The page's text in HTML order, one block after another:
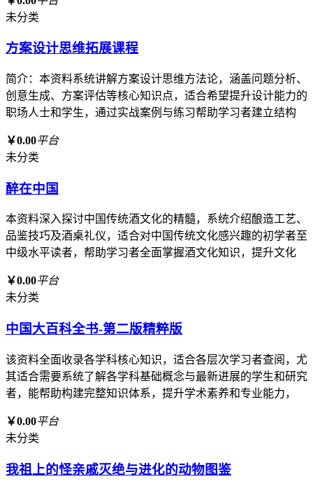
未分类
方案设计思维拓展课程
简介：本资料系统讲解方案设计思维方法论，涵盖问题分析、
创意生成、方案评估等核心知识点，适合希望提升设计能力的
职场人士和学生，通过实战案例与练习帮助学习者建立结构
￥0.00平台
未分类
醉在中国
本资料深入探讨中国传统酒文化的精髓，系统介绍酿造工艺、
品鉴技巧及酒桌礼仪，适合对中国传统文化感兴趣的初学者至
中级水平读者，帮助学习者全面掌握酒文化知识，提升文化
￥0.00平台
未分类
中国大百科全书-第二版精粹版
该资料全面收录各学科核心知识，适合各层次学习者查阅，尤
其适合需要系统了解各学科基础概念与最新进展的学生和研究
者，能帮助构建完整知识体系，提升学术素养和专业能力，
￥0.00平台
未分类
我祖上的怪亲戚灭绝与进化的动物图鉴